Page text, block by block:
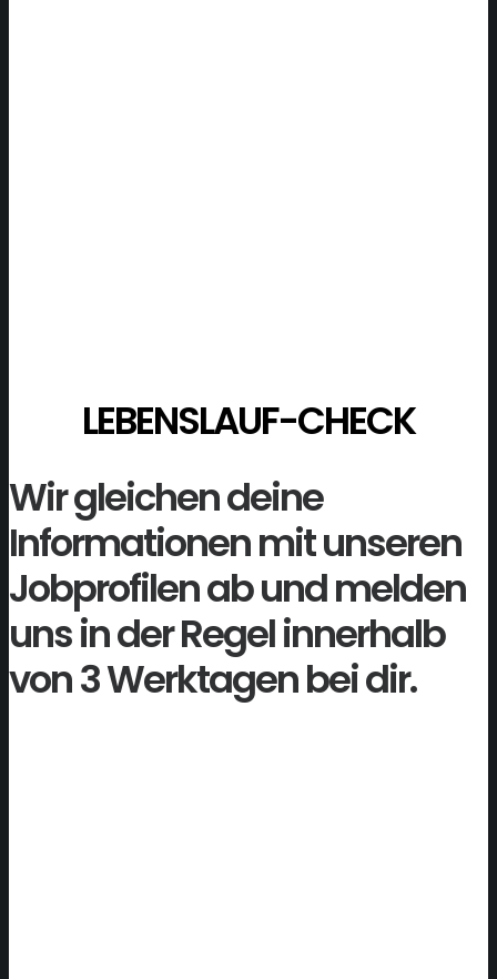
LEBENSLAUF-CHECK
Wir gleichen deine
Informationen mit unseren
Jobprofilen ab und melden
uns in der Regel innerhalb
von 3 Werktagen bei dir.